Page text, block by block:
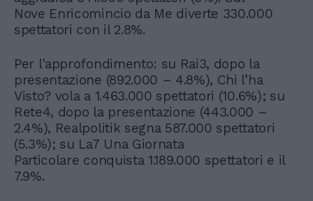
Nove Enricomincio da Me diverte 330.000
spettatori con il 2.8%.
Per l'approfondimento: su Rai3, dopo la
presentazione (892.000 – 4.8%), Chi l’ha
Visto? vola a 1.463.000 spettatori (10.6%); su
Rete4, dopo la presentazione (443.000 –
2.4%), Realpolitik segna 587.000 spettatori
(5.3%); su La7 Una Giornata
Particolare conquista 1.189.000 spettatori e il
7.9%.